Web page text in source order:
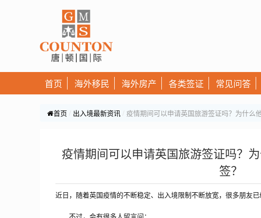
首页 海外移民 海外房产 各类签证 常见问答
首页 出入境最新资讯 疫情期间可以申请英国旅游签证吗？为什么
疫情期间可以申请英国旅游签证吗？
签？
近日，随着英国疫情的不断稳定、出入境限制不断放宽，很多朋友已
不过，会有很多人留言问：